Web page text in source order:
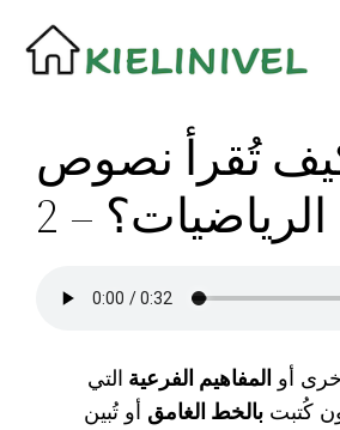
Siirry
sisältöön
تُقرأ نصوص
الرياضيات؟ – 2
أو المفاهيم الفرعية التي
كُتبتبالخط الغامق أو تُبين